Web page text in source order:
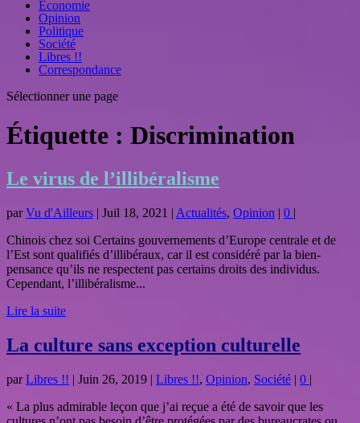
Économie
Opinion
Politique
Société
Libres !!
Correspondance
Sélectionner une page
Étiquette : Discrimination
Le virus de l’illibéralisme
parVu d'Ailleurs | Juil 18, 2021 | Actualités, Opinion | 0 |
Chinois chez soi Certains gouvernements d’Europe centrale et de
l’Est sont qualifiés d’illibéraux, car il est considéré par la bien-
pensance qu’ils ne respectent pas certains droits des individus.
Cependant, l’illibéralisme...
Lire la suite
La culture sans exception culturelle
parLibres !! | Juin 26, 2019 | Libres !!, Opinion, Société | 0 |
« La plus admirable leçon que j’ai reçue a été de savoir que les